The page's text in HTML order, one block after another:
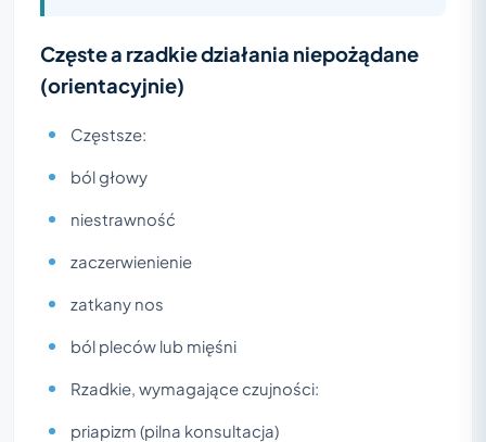
Częste a rzadkie działania niepożądane
(orientacyjnie)
Częstsze:
ból głowy
niestrawność
zaczerwienienie
zatkany nos
ból pleców lub mięśni
Rzadkie, wymagające czujności:
priapizm (pilna konsultacja)